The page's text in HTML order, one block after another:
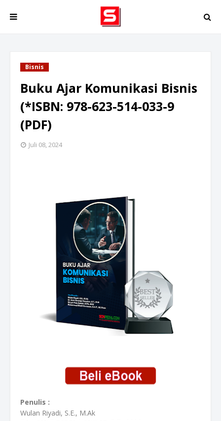
Bisnis
Buku Ajar Komunikasi Bisnis
(*ISBN: 978-623-514-033-9
(PDF)
Juli 08, 2024
Penulis :
Wulan Riyadi, S.E., M.Ak